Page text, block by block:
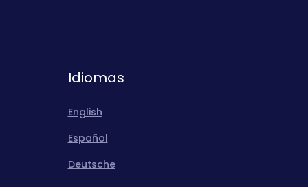
Idiomas
English
Español
Deutsche